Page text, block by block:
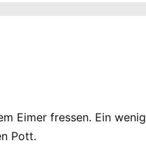
Eimer fressen. Ein wenig
Pott.